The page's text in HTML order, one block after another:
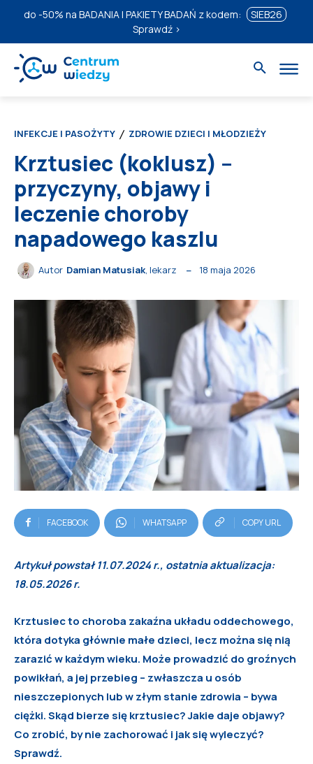
do -50% na BADANIA I PAKIETY BADAŃ z kodem:
SIEB26
Sprawdź ›
INFEKCJE I PASOŻYTY ZDROWIE DZIECI I MŁODZIEŻY
Krztusiec (koklusz) –
przyczyny, objawy i
leczenie choroby
napadowego kaszlu
Autor Damian Matusiak, lekarz 18 maja 2026
FACEBOOK WHATSAPP COPY URL
Artykuł powstał 11.07.2024 r., ostatnia aktualizacja:
18.05.2026 r.
Krztusiec to choroba zakaźna układu oddechowego,
która dotyka głównie małe dzieci, lecz można się nią
zarazić w każdym wieku. Może prowadzić do groźnych
powikłań, a jej przebieg – zwłaszcza u osób
nieszczepionych lub w złym stanie zdrowia – bywa
ciężki. Skąd bierze się krztusiec? Jakie daje objawy?
Co zrobić, by nie zachorować i jak się wyleczyć?
Sprawdź.